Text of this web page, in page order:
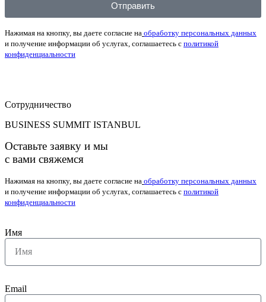
Отправить
Нажимая на кнопку, вы даете согласие на обработку персональных данных
и получение информации об услугах, соглашаетесь с политикой
конфиденциальности
Сотрудничество
BUSINESS SUMMIT ISTANBUL
Оставьте заявку и мы
с вами свяжемся
Нажимая на кнопку, вы даете согласие на обработку персональных данных
и получение информации об услугах, соглашаетесь с политикой
конфиденциальности
Имя
Email